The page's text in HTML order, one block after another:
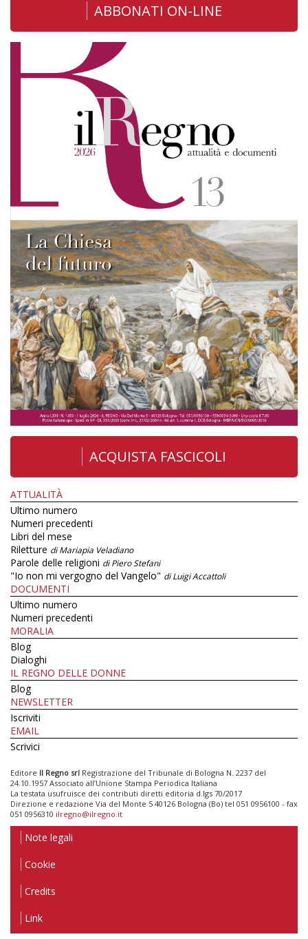
ABBONATI ON-LINE
ACQUISTA FASCICOLI
ATTUALITÀ
Ultimo numero
Numeri precedenti
Libri del mese
Riletture di Mariapia Veladiano
Parole delle religioni di Piero Stefani
"Io non mi vergogno del Vangelo" di Luigi Accattoli
DOCUMENTI
Ultimo numero
Numeri precedenti
MORALIA
Blog
Dialoghi
IL REGNO DELLE DONNE
Blog
NEWSLETTER
Iscriviti
EMAIL
Scrivici
Editore Il Regno srl Registrazione del Tribunale di Bologna N. 2237 del
24.10.1957 Associato all’Unione Stampa Periodica Italiana
La testata usufruisce dei contributi diretti editoria d.lgs 70/2017
Direzione e redazione Via del Monte 5 40126 Bologna (Bo) tel 051 0956100 - fax
051 0956310 ilregno@ilregno.it
Note legali
Cookie
Credits
Link